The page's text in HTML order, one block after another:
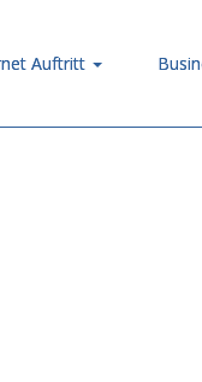
Auftritt